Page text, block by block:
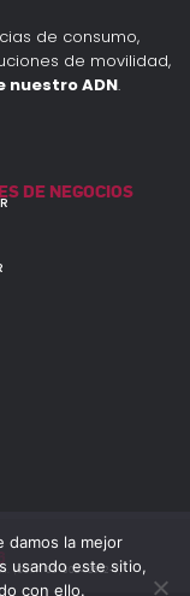
de consumo,
de movilidad,
nuestro ADN.
DE NEGOCIOS
(CUIT: 30-60142852-7)
damos la mejor
usando este sitio,
con ello.